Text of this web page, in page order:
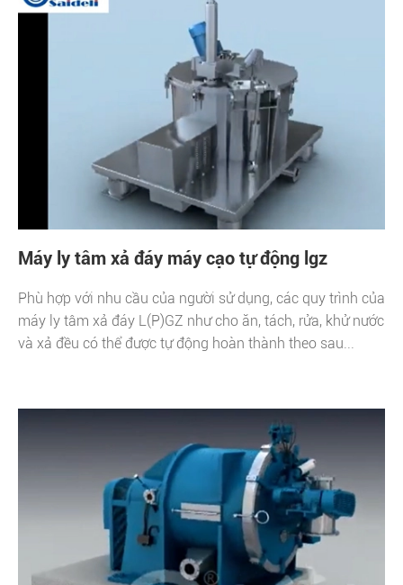
Máy ly tâm xả đáy máy cạo tự động lgz
Phù hợp với nhu cầu của người sử dụng, các quy trình của
máy ly tâm xả đáy L(P)GZ như cho ăn, tách, rửa, khử nước
và xả đều có thể được tự động hoàn thành theo sau...